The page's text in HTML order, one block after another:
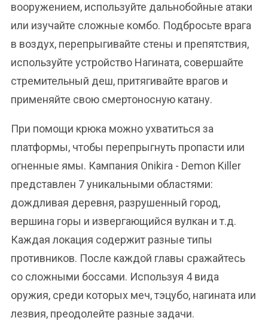
вооружением, используйте дальнобойные атаки
или изучайте сложные комбо. Подбросьте врага
в воздух, перепрыгивайте стены и препятствия,
используйте устройство Нагината, совершайте
стремительный деш, притягивайте врагов и
применяйте свою смертоносную катану.
При помощи крюка можно ухватиться за
платформы, чтобы перепрыгнуть пропасти или
огненные ямы. Кампания Onikira - Demon Killer
представлен 7 уникальными областями:
дождливая деревня, разрушенный город,
вершина горы и извергающийся вулкан и т.д.
Каждая локация содержит разные типы
противников. После каждой главы сражайтесь
со сложными боссами. Используя 4 вида
оружия, среди которых меч, тэцубо, нагината или
лезвия, преодолейте разные задачи.